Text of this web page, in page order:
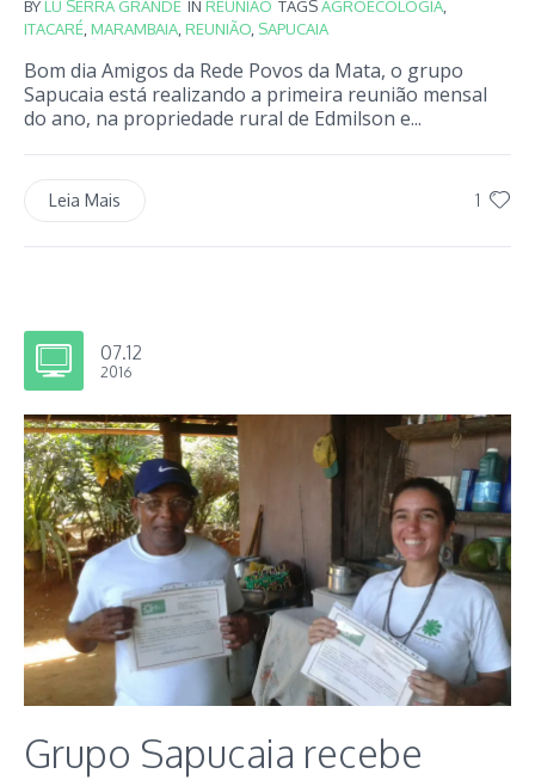
BYLU SERRA GRANDE IN REUNIÃO TAGSAGROECOLOGIA
ITACARÉ MARAMBAIA REUNIÃO SAPUCAIA
Bom dia Amigos da Rede Povos da Mata, o grupo
Sapucaia está realizando a primeira reunião mensal
do ano, na propriedade rural de Edmilson e...
1
Leia Mais
07.12
2016
Grupo Sapucaia recebe